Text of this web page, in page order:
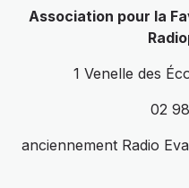
Association pour la
1 Venelle des
02
anciennement Radio